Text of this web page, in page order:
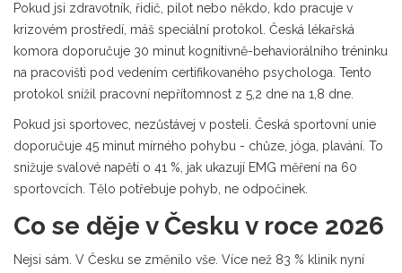
Pokud jsi zdravotník, řidič, pilot nebo někdo, kdo pracuje v
krizovém prostředí, máš speciální protokol. Česká lékařská
komora doporučuje 30 minut kognitivně-behaviorálního tréninku
na pracovišti pod vedením certifikovaného psychologa. Tento
protokol snížil pracovní nepřítomnost z 5,2 dne na 1,8 dne.
Pokud jsi sportovec, nezůstávej v posteli. Česká sportovní unie
doporučuje 45 minut mírného pohybu - chůze, jóga, plavání. To
snižuje svalové napětí o 41 %, jak ukazují EMG měření na 60
sportovcích. Tělo potřebuje pohyb, ne odpočinek.
Co se děje v Česku v roce 2026
Nejsi sám. V Česku se změnilo vše. Více než 83 % klinik nyní